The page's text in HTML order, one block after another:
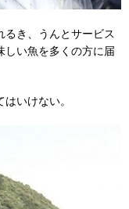
るき、うんとサービス
しい魚を多くの方に届
いけない。